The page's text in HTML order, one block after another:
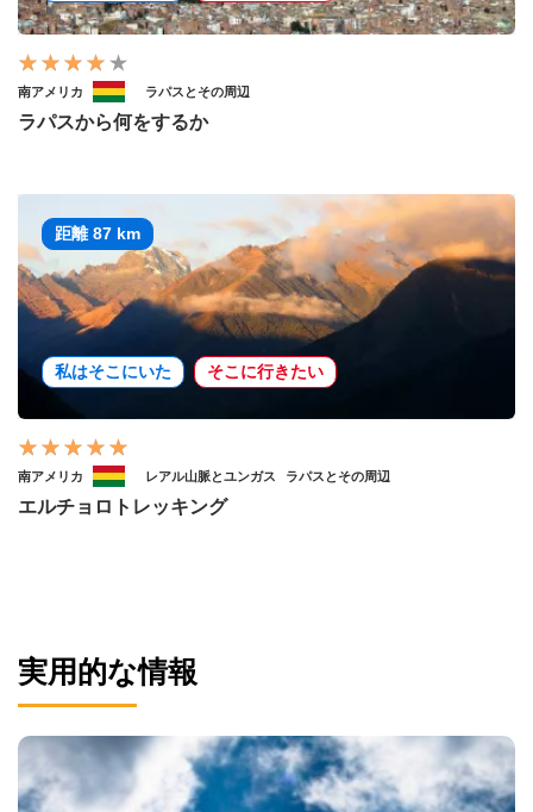
南アメリカ ラパスとその周辺
ラパスから何をするか
距離 87 km
私はそこにいた そこに行きたい
南アメリカ レアル山脈とユンガス ラパスとその周辺
エルチョロトレッキング
実用的な情報